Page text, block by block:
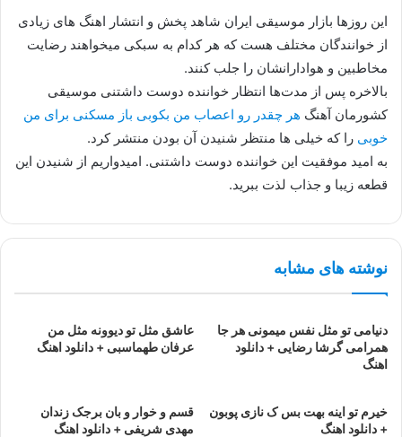
این روزها بازار موسیقی ایران شاهد پخش و انتشار اهنگ های زیادی
از خوانندگان مختلف هست که هر کدام به سبکی میخواهند رضایت
مخاطبین و هوادارانشان را جلب کنند.
بالاخره پس از مدت‌ها انتظار خواننده دوست داشتنی موسیقی
کشورمان آهنگ هر چقدر رو اعصاب من بکوبی باز مسکنی برای من
خوبی را که خیلی ها منتظر شنیدن آن بودن منتشر کرد.
به امید موفقیت این خواننده دوست داشتنی. امیدواریم از شنیدن این
قطعه زیبا و جذاب لذت ببرید.
نوشته های مشابه
دنیامی تو مثل نفس میمونی هر جا
همرامی گرشا رضایی + دانلود
اهنگ
عاشق مثل تو دیوونه مثل من
عرفان طهماسبی + دانلود اهنگ
خیرم تو اینه بهت بس ک نازی پوبون
+ دانلود اهنگ
قسم و خوار و بان برجک زندان
مهدی شریفی + دانلود اهنگ